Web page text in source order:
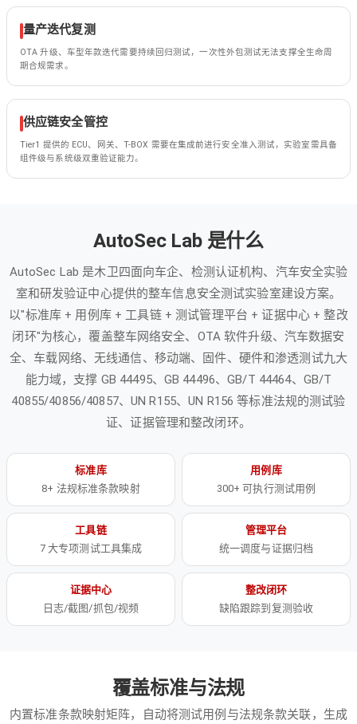
量产迭代复测
OTA 升级、车型年款迭代需要持续回归测试，一次性外包测试无法支撑全生命周
期合规需求。
供应链安全管控
Tier1 提供的 ECU、网关、T-BOX 需要在集成前进行安全准入测试，实验室需具备
组件级与系统级双重验证能力。
AutoSec Lab 是什么
AutoSec Lab 是木卫四面向车企、检测认证机构、汽车安全实验
室和研发验证中心提供的整车信息安全测试实验室建设方案。
以"标准库 + 用例库 + 工具链 + 测试管理平台 + 证据中心 + 整改
闭环"为核心，覆盖整车网络安全、OTA 软件升级、汽车数据安
全、车载网络、无线通信、移动端、固件、硬件和渗透测试九大
能力域，支撑 GB 44495、GB 44496、GB/T 44464、GB/T
40855/40856/40857、UN R155、UN R156 等标准法规的测试验
证、证据管理和整改闭环。
标准库
8+ 法规标准条款映射
用例库
300+ 可执行测试用例
工具链
7 大专项测试工具集成
管理平台
统一调度与证据归档
证据中心
日志/截图/抓包/视频
整改闭环
缺陷跟踪到复测验收
覆盖标准与法规
内置标准条款映射矩阵，自动将测试用例与法规条款关联，生成